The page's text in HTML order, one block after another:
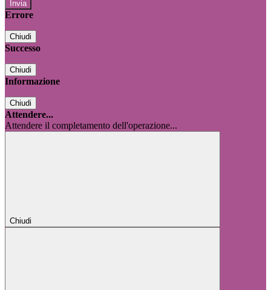
Errore
Chiudi
Successo
Chiudi
Informazione
Chiudi
Attendere...
Attendere il completamento dell'operazione...
Chiudi